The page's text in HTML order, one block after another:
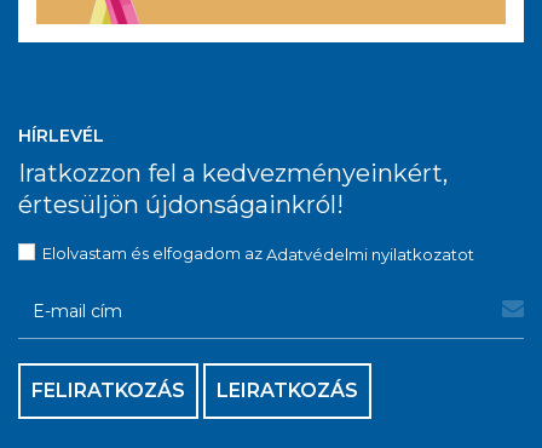
HÍRLEVÉL
Iratkozzon fel a kedvezményeinkért,
értesüljön újdonságainkról!
Elolvastam és elfogadom azAdatvédelmi nyilatkozatot
FELIRATKOZÁS LEIRATKOZÁS